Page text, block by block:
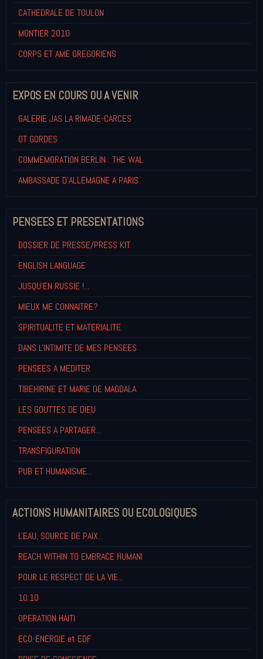
CATHEDRALE DE TOULON
MONTIER 2010
CORPS ET AME GREGORIENS
EXPOS EN COURS OU A VENIR
GALERIE JAS LA RIMADE-CARCES
OT GORDES
COMMEMORATION BERLIN : THE WAL
AMBASSADE D'ALLEMAGNE A PARIS
PENSEES ET PRESENTATIONS
DOSSIER DE PRESSE/PRESS KIT
ENGLISH LANGUAGE
JUSQU'EN RUSSIE !...
MIEUX ME CONNAITRE?
SPIRITUALITE ET MATERIALITE
DANS L'INTIMITE DE MES PENSEES
PENSEES A MEDITER
TIBEHIRINE ET MARIE DE MAGDALA
LES GOUTTES DE DIEU
PENSEES A PARTAGER...
TRANSFIGURATION
PUB ET HUMANISME...
ACTIONS HUMANITAIRES OU ECOLOGIQUES
L'EAU, SOURCE DE PAIX...
REACH WITHIN TO EMBRACE HUMANI
POUR LE RESPECT DE LA VIE...
10:10
OPERATION HAITI
ECO-ENERGIE et EDF